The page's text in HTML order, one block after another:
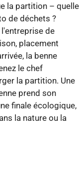
la partition – quelle
de déchets ?
de
placement
la benne
le chef
la partition. Une
prend son
finale écologique,
la nature ou la